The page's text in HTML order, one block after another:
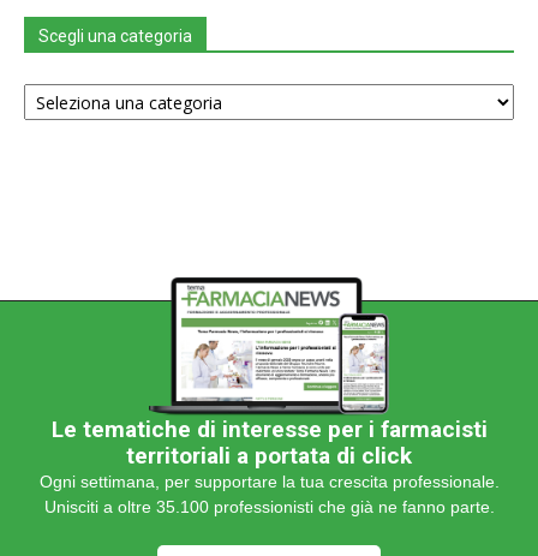
Scegli una categoria
Scegli
una
Le tematiche di interesse per i farmacisti
territoriali a portata di click
Ogni settimana, per supportare la tua crescita professionale.
Unisciti a oltre 35.100 professionisti che già ne fanno parte.